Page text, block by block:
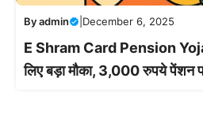
Byadmin December 6, 2025
E Shram Card Pension
लिए बड़ा मौका, 3,000 रुपये पेंशन